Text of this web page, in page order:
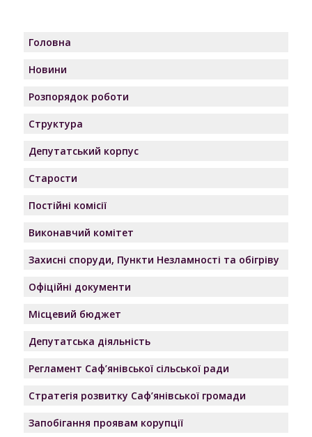
Головна
Новини
Розпорядок роботи
Структура
Депутатський корпус
Старости
Постійні комісії
Виконавчий комітет
Захисні споруди, Пункти Незламності та обігріву
Офіційні документи
Місцевий бюджет
Депутатська діяльність
Регламент Саф’янівської сільської ради
Стратегія розвитку Саф’янівської громади
Запобігання проявам корупції